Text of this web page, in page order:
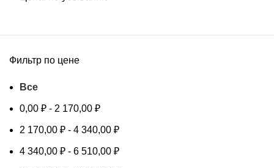
Фильтр по цене
Все
0,00 ₽ - 2 170,00 ₽
2 170,00 ₽ - 4 340,00 ₽
4 340,00 ₽ - 6 510,00 ₽